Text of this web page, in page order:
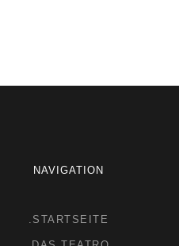
NAVIGATION
.STARTSEITE